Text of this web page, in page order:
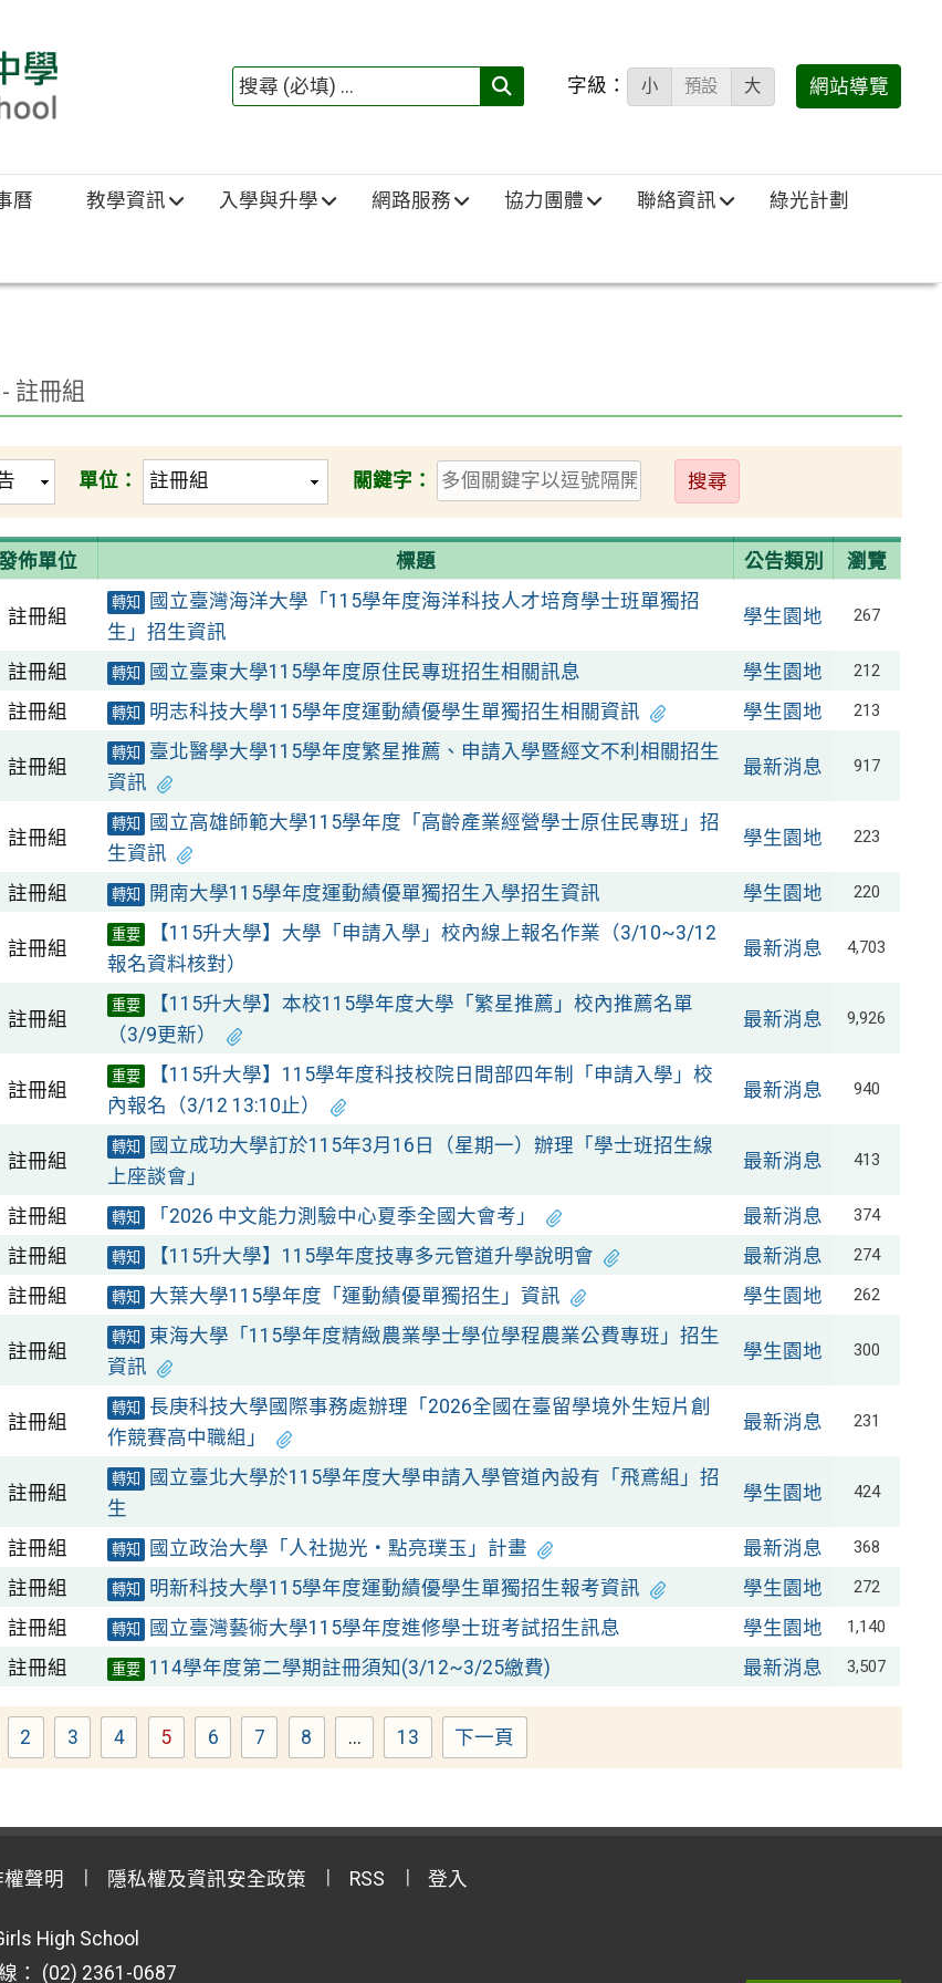
搜
填)：
字級： 小 預設 大 網站導覽
曆 教學資訊 入學與升學 網路服務 協力團體 聯絡資訊 綠光計劃
- 註冊組
單位： 關鍵字：
送
出
佈單位 標題 公告類別 瀏覽
註冊組
轉知
國立臺灣海洋大學「115學年度海洋科技人才培育學士班單獨招
生」招生資訊
學生園地 267
註冊組 轉知 國立臺東大學115學年度原住民專班招生相關訊息 學生園地 212
註冊組 轉知 明志科技大學115學年度運動績優學生單獨招生相關資訊 學生園地 213
註冊組
轉知
臺北醫學大學115學年度繁星推薦、申請入學暨經文不利相關招生
資訊
最新消息 917
註冊組
轉知
國立高雄師範大學115學年度「高齡產業經營學士原住民專班」招
生資訊
學生園地 223
註冊組 轉知 開南大學115學年度運動績優單獨招生入學招生資訊 學生園地 220
註冊組
重要
【115升大學】大學「申請入學」校內線上報名作業（3/10~3/12
報名資料核對）
最新消息 4,703
註冊組
重要
【115升大學】本校115學年度大學「繁星推薦」校內推薦名單
（3/9更新）
最新消息 9,926
註冊組
重要
【115升大學】115學年度科技校院日間部四年制「申請入學」校
內報名（3/12 13:10止）
最新消息 940
註冊組
轉知
國立成功大學訂於115年3月16日（星期一）辦理「學士班招生線
上座談會」
最新消息 413
註冊組 轉知 「2026 中文能力測驗中心夏季全國大會考」 最新消息 374
註冊組 轉知 【115升大學】115學年度技專多元管道升學說明會 最新消息 274
註冊組 轉知 大葉大學115學年度「運動績優單獨招生」資訊 學生園地 262
註冊組
轉知
東海大學「115學年度精緻農業學士學位學程農業公費專班」招生
資訊
學生園地 300
註冊組
轉知
長庚科技大學國際事務處辦理「2026全國在臺留學境外生短片創
作競賽高中職組」
最新消息 231
註冊組
轉知
國立臺北大學於115學年度大學申請入學管道內設有「飛鳶組」招
生
學生園地 424
註冊組 轉知 國立政治大學「人社拋光・點亮璞玉」計畫 最新消息 368
註冊組 轉知 明新科技大學115學年度運動績優學生單獨招生報考資訊 學生園地 272
註冊組 轉知 國立臺灣藝術大學115學年度進修學士班考試招生訊息 學生園地 1,140
註冊組 重要 114學年度第二學期註冊須知(3/12~3/25繳費) 最新消息 3,507
Page
2 Page
3 Page
4 Page
5 Page
6 Page
7 Page
8 ... Page
13 下一頁
聲明 隱私權及資訊安全政策 RSS 登入
High School
(02) 2361-0687